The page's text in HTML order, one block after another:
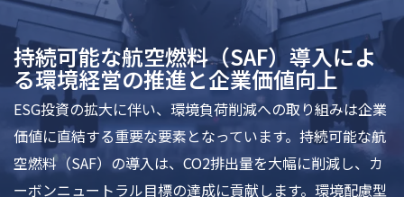
持続可能な航空燃料（SAF）導入によ
る環境経営の推進と企業価値向上
ESG投資の拡大に伴い、環境負荷削減への取り組みは企業
価値に直結する重要な要素となっています。持続可能な航
空燃料（SAF）の導入は、CO2排出量を大幅に削減し、カ
ーボンニュートラル目標の達成に貢献します。環境配慮型